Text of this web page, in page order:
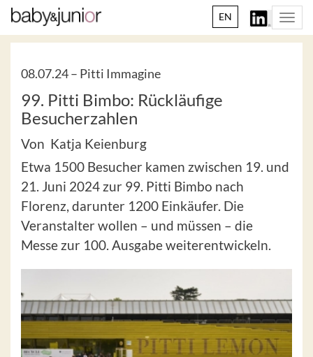
EN
08.07.24 – Pitti Immagine
99. Pitti Bimbo: Rückläufige
Besucherzahlen
Von Katja Keienburg
Etwa 1500 Besucher kamen zwischen 19. und
21. Juni 2024 zur 99. Pitti Bimbo nach
Florenz, darunter 1200 Einkäufer. Die
Veranstalter wollen – und müssen – die
Messe zur 100. Ausgabe weiterentwickeln.